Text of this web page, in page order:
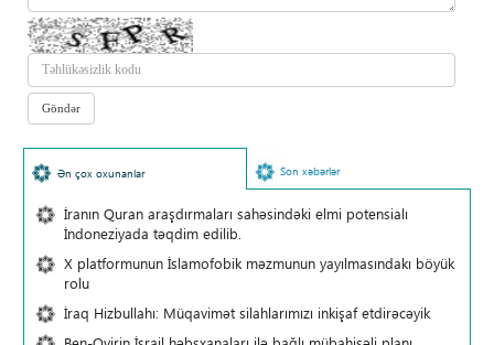
Ən çox oxunanlar Son xəbərlər
İranın Quran araşdırmaları sahəsindəki elmi potensialı
İndoneziyada təqdim edilib.
X platformunun İslamofobik məzmunun yayılmasındakı böyük
rolu
İraq Hizbullahı: Müqavimət silahlarımızı inkişaf etdirəcəyik